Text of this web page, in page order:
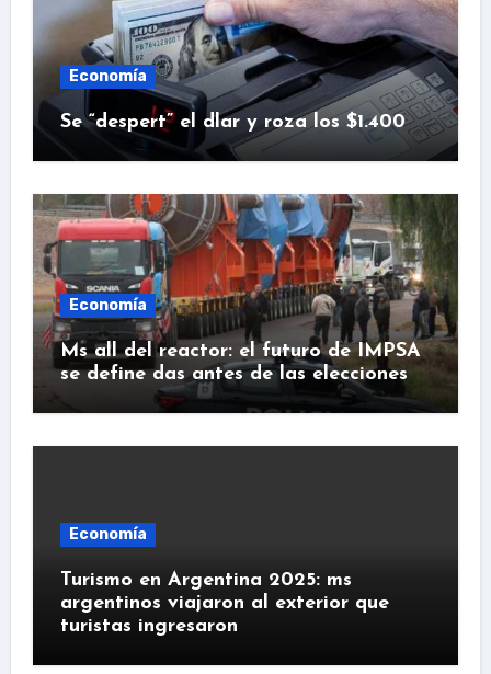
Economía
Se “despert” el dlar y roza los $1.400
Economía
Ms all del reactor: el futuro de IMPSA
se define das antes de las elecciones
Economía
Turismo en Argentina 2025: ms
argentinos viajaron al exterior que
turistas ingresaron